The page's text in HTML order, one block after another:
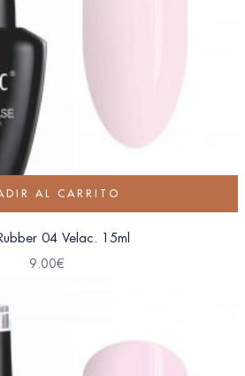
AL CARRITO
04 Velac. 15ml
9.00€